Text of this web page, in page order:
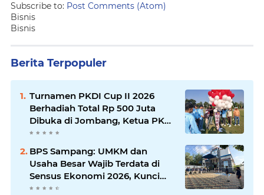
Subscribe to: Post Comments (Atom)
Bisnis
Bisnis
Berita Terpopuler
Turnamen PKDI Cup II 2026
Berhadiah Total Rp 500 Juta
Dibuka di Jombang, Ketua PKDI
Jatim Syaifullah Mahdi: Ajang
Komunikasi Antar-Kades untuk
Memajukan Desa
BPS Sampang: UMKM dan
Usaha Besar Wajib Terdata di
Sensus Ekonomi 2026, Kunci
Kebijakan Tepat Sasaran